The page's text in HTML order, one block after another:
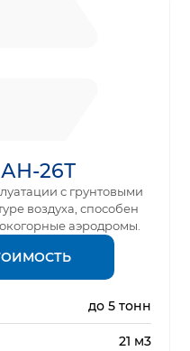
26Т
с грунтовыми
воздуха, способен
аэродромы.
до 5 тонн
21 м3